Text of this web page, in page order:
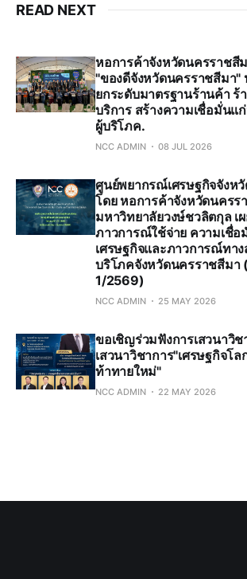
READ NEXT
หอการค้าจังหวัดนครราชสี
"ของดีจังหวัดนครราชสีมา"
ยกระดับมาตรฐานร้านค้า ร้
บริการ สร้างความเชื่อมั่นแ
ผู้บริโภค.
NCC ADMIN 08 JUL 2026
ศูนย์พยากรณ์เศรษฐกิจจังห
โดย หอการค้าจังหวัดนครร
มหาวิทยาลัยวงษ์ชวลิตกุล เ
ภาวการณ์ใช้จ่าย ความเชื่อ
เศรษฐกิจและภาวการณ์ทา
บริโภคจังหวัดนครราชสีมา
1/2569)
NCC ADMIN 25 MAY 2026
ขอเชิญร่วมฟังการเสวนาวิช
เสวนาวิชาการ"เศรษฐกิจโ
ท้าทายใหม่"
NCC ADMIN 22 MAY 2026